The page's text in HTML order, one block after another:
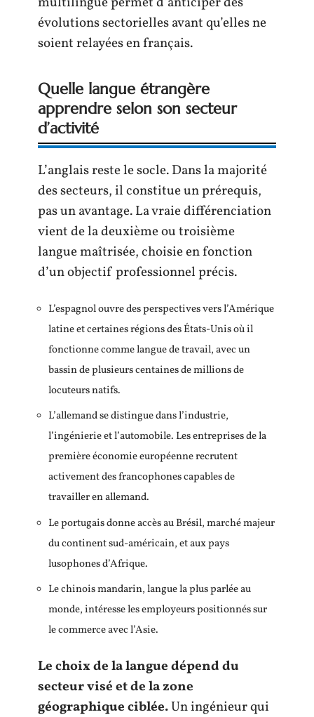
évolutions sectorielles avant qu’elles ne
soient relayées en français.
Quelle langue étrangère
apprendre selon son secteur
d’activité
L’anglais reste le socle. Dans la majorité
des secteurs, il constitue un prérequis,
pas un avantage. La vraie différenciation
vient de la deuxième ou troisième
langue maîtrisée, choisie en fonction
d’un objectif professionnel précis.
L’espagnol ouvre des perspectives vers l’Amérique
latine et certaines régions des États-Unis où il
fonctionne comme langue de travail, avec un
bassin de plusieurs centaines de millions de
locuteurs natifs.
L’allemand se distingue dans l’industrie,
l’ingénierie et l’automobile. Les entreprises de la
première économie européenne recrutent
activement des francophones capables de
travailler en allemand.
Le portugais donne accès au Brésil, marché majeur
du continent sud-américain, et aux pays
lusophones d’Afrique.
Le chinois mandarin, langue la plus parlée au
monde, intéresse les employeurs positionnés sur
le commerce avec l’Asie.
Le choix de la langue dépend du
secteur visé et de la zone
géographique ciblée.Un ingénieur qui